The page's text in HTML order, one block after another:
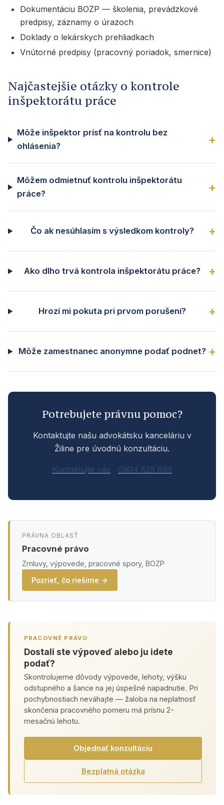
Dokumentáciu BOZP — školenia, prevádzkové
predpisy, záznamy o úrazoch
Doklady o lekárskych prehliadkach
Vnútorné predpisy (pracovný poriadok, smernice)
Najčastejšie otázky o kontrole
inšpektorátu práce
Môže inšpektor prísť na kontrolu bez
ohlásenia?
Môžem odmietnuť kontrolu inšpektorátu
práce?
Čo ak nesúhlasím s výsledkom kontroly?
Ako dlho trvá kontrola inšpektorátu práce?
Hrozí mi pokuta pri prvom porušení?
Môže zamestnanec anonymne podať podnet?
Potrebujete právnu pomoc?
Kontaktujte našu advokátsku kanceláriu v
Žiline pre úvodnú konzultáciu.
Kontaktujte nás 0904 625 859
PRÁVNA OBLASŤ
Pracovné právo
Zmluvy, výpovede, pracovné spory, BOZP
Pozrieť, čo riešime →
PRACOVNÉ PRÁVO
Dostali ste výpoveď alebo ju idete
podať?
Skontrolujeme dôvody výpovede, lehoty, výšku
odstupného a šance na jej úspešné napadnutie. Pri
pochybnostiach neváhajte — žaloba na neplatnosť
skončenia pracovného pomeru má prísnu 2-
mesačnú lehotu.
Objednať konzultáciu
Bezplatná otázka